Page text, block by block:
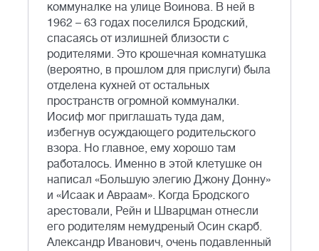
коммуналке на улице Воинова. В ней в
1962 – 63 годах поселился Бродский,
спасаясь от излишней близости с
родителями. Это крошечная комнатушка
(вероятно, в прошлом для прислуги) была
отделена кухней от остальных
пространств огромной коммуналки.
Иосиф мог приглашать туда дам,
избегнув осуждающего родительского
взора. Но главное, ему хорошо там
работалось. Именно в этой клетушке он
написал «Большую элегию Джону Донну»
и «Исаак и Авраам». Когда Бродского
арестовали, Рейн и Шварцман отнесли
его родителям немудреный Осин скарб.
Александр Иванович, очень подавленный